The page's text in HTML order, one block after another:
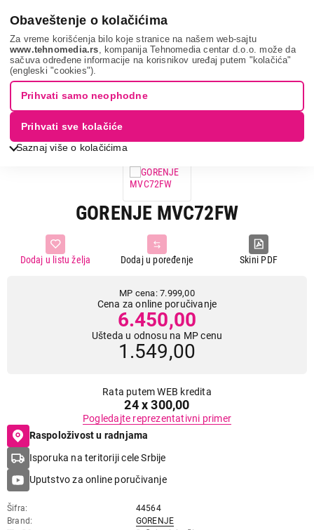
Obaveštenje o kolačićima
Za vreme korišćenja bilo koje stranice na našem web-sajtu
www.tehnomedia.rs , kompanija Tehnomedia centar d.o.o. može da
sačuva određene informacije na korisnikov uređaj putem "kolačića"
(engleski "cookies").
Saznaj više o kolačićima
Prihvati samo neophodne
Prihvati sve kolačiće
Mali kućni aparati Usisivači Ručni usisivači
Gorenje
mvc72fw...
19% UŠTEDA.
GORENJE MVC72FW
Skini PDF
Dodaj u poređenje
Dodaj u listu želja
MP cena: 7.999,00
Cena za online poručivanje
6.450,00
Ušteda u odnosu na MP cenu
1.549,00
Rata putem WEB kredita
24 x 300,00
Pogledajte reprezentativni primer
Raspoloživost u radnjama
Isporuka na teritoriji cele Srbije
Uputstvo za online poručivanje
Šifra
44564
Brand
GORENJE